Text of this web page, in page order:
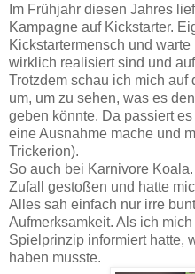
Im Frühjahr diesen Jahres
Kampagne auf Kickstarter.
Kickstartermensch und
wirklich realisiert sind und
Trotzdem schau ich mich auf
um, um zu sehen, was es
geben könnte. Da passiert
eine Ausnahme mache und
Trickerion).
So auch bei Karnivore
Zufall gestoßen und hatte
Alles sah einfach nur irre
Aufmerksamkeit. Als ich
Spielprinzip informiert hatte,
haben musste.